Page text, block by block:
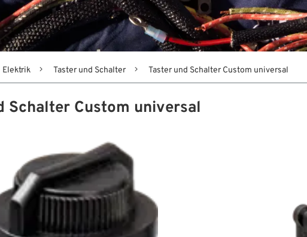
Elektrik Taster und Schalter Taster und Schalter Custom universal
Schalter Custom universal